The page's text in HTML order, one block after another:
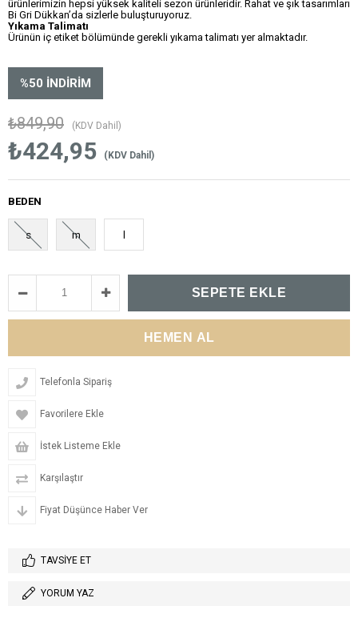
ürünlerimizin hepsi yüksek kaliteli sezon ürünleridir. Rahat ve şık tasarımları
Bi Gri Dükkan’da sizlerle buluşturuyoruz.
Yıkama Talimatı
Ürünün iç etiket bölümünde gerekli yıkama talimatı yer almaktadır.
%50 İNDIRIM
₺849,90 (KDV Dahil)
₺424,95 (KDV Dahil)
BEDEN
s m l
Telefonla Sipariş
Favorilere Ekle
İstek Listeme Ekle
Karşılaştır
Fiyat Düşünce Haber Ver
TAVSIYE ET
YORUM YAZ